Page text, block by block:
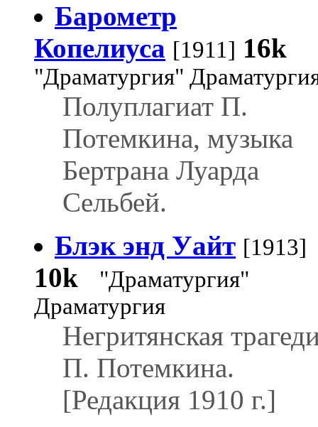
Барометр
Копелиуса [1911] 16k
"Драматургия"
Полуплагиат П.
Потемкина, музыка
Бертрана Луарда
Сельбей.
Блэк энд Уайт [1913]
10k
"Драматургия"
Драматургия
Негритянская
П. Потемкина.
[Редакция 1910 г.]